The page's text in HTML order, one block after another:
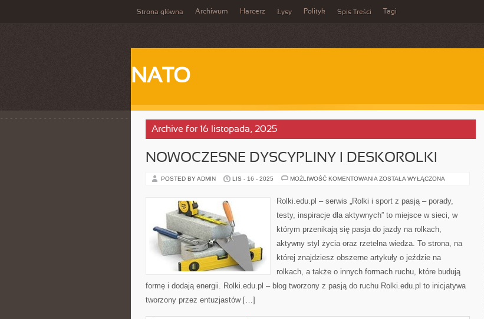
Strona główna Archiwum Harcerz Łysy Polityk Spis Treści Tagi
NATO
Archive for 16 listopada, 2025
NOWOCZESNE DYSCYPLINY I DESKOROLKI
POSTED BY ADMIN LIS - 16 - 2025 MOŻLIWOŚĆ KOMENTOWANIA NOWOCZESNE
DESKOROLKI
ZOSTAŁA WYŁĄCZONA
Rolki.edu.pl – serwis „Rolki i sport z pasją – porady,
testy, inspiracje dla aktywnych” to miejsce w sieci, w
którym przenikają się pasja do jazdy na rolkach,
aktywny styl życia oraz rzetelna wiedza. To strona, na
której znajdziesz obszerne artykuły o jeździe na
rolkach, a także o innych formach ruchu, które budują
formę i dodają energii. Rolki.edu.pl – blog tworzony z pasją do ruchu Rolki.edu.pl to inicjatywa
tworzony przez entuzjastów […]